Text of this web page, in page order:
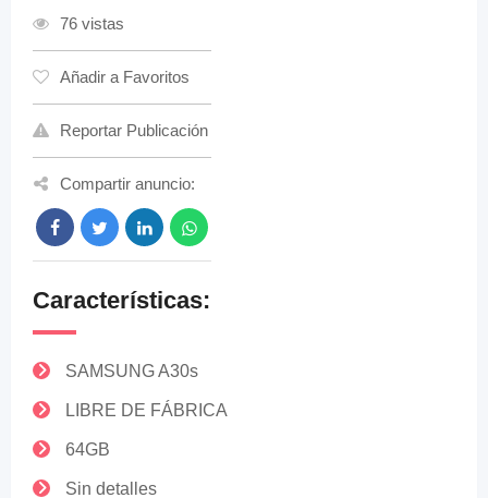
76 vistas
Añadir a Favoritos
Reportar Publicación
Compartir anuncio:
Características:
SAMSUNG A30s
LIBRE DE FÁBRICA
64GB
Sin detalles